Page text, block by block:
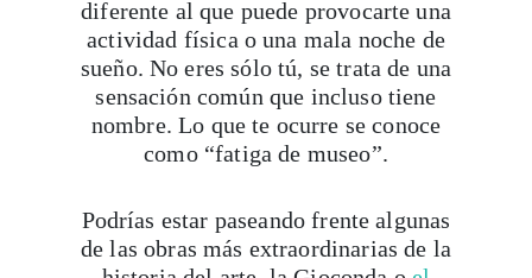
diferente al que puede provocarte una
actividad física o una mala noche de
sueño. No eres sólo tú, se trata de una
sensación común que incluso tiene
nombre. Lo que te ocurre se conoce
como “fatiga de museo”.
Podrías estar paseando frente algunas
de las obras más extraordinarias de la